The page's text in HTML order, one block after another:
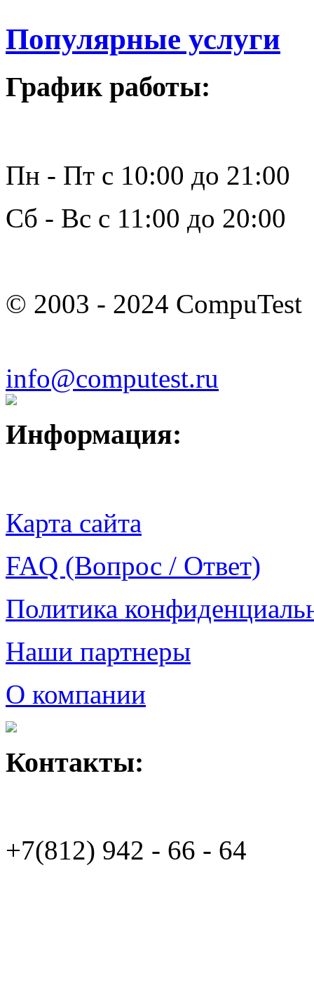
Популярные услуги
График работы:
Пн - Пт с 10:00 до 21:00
Сб - Вс с 11:00 до 20:00
© 2003 - 2024 CompuTest
info@computest.ru
Информация:
Карта сайта
FAQ (Вопрос / Ответ)
Политика
Наши партнеры
О компании
Контакты:
+7(812) 942 - 66 - 64